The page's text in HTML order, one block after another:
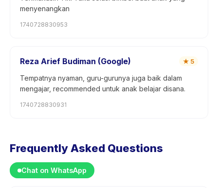
menyenangkan
1740728830953
Reza Arief Budiman (Google) ★ 5
Tempatnya nyaman, guru-gurunya juga baik dalam
mengajar, recommended untuk anak belajar disana.
1740728830931
Frequently Asked Questions
Chat on WhatsApp